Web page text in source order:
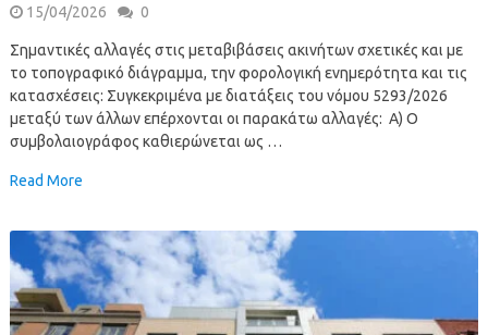
15/04/2026 0
Σημαντικές αλλαγές στις μεταβιβάσεις ακινήτων σχετικές και με
το τοπογραφικό διάγραμμα, την φορολογική ενημερότητα και τις
κατασχέσεις: Συγκεκριμένα με διατάξεις του νόμου 5293/2026
μεταξύ των άλλων επέρχονται οι παρακάτω αλλαγές: Α) Ο
συμβολαιογράφος καθιερώνεται ως …
Read More